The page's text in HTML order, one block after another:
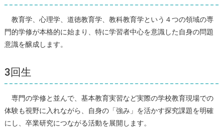
教育学、心理学、道徳教育学、教科教育学という４つの領域の専
門的学修が本格的に始まり、特に学習者中心を意識した自身の問題
意識を醸成します。
3回生
専門の学修と並んで、基本教育実習など実際の学校教育現場での
体験も視野に入れながら、自身の「強み」を活かす探究課題を明確
にし、卒業研究につながる活動を展開します。